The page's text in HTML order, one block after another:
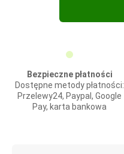
Bezpieczne płatności
Dostępne metody płatności:
Przelewy24, Paypal, Google
Pay, karta bankowa